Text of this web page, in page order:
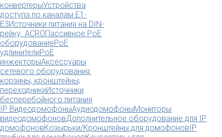
конвертерыУстройства
доступа по каналам E1-
E3Источники питания на DIN-
рейку. ACROПассивное PoE
оборудованиеPoE
удлинителиPoE
инжекторыАксессуары
сетевого оборудования:
корзины, кронштейны,
переходникиИсточники
бесперебойного питания
IP ВидеодомофоныАудиодомофоныМониторы
видеодомофоновДополнительное оборудование для IP
домофоновКозырьки/Кронштейны для домофоновIP